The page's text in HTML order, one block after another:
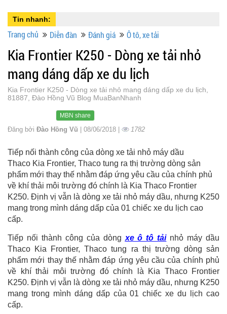
Tin nhanh:
Trang chủ Diễn đàn Đánh giá Ô tô, xe tải
Kia Frontier K250 - Dòng xe tải nhỏ
mang dáng dấp xe du lịch
Kia Frontier K250 - Dòng xe tải nhỏ mang dáng dấp xe du lịch,
81887, Đào Hồng Vũ Blog MuaBanNhanh
MBN share
Đăng bởi Đào Hồng Vũ | 08/06/2018 | 1782
Tiếp nối thành công của dòng xe tải nhỏ máy dầu
Thaco Kia Frontier, Thaco tung ra thị trường dòng sản
phẩm mới thay thế nhằm đáp ứng yêu cầu của chính phủ
về khí thải môi trường đó chính là Kia Thaco Frontier
K250. Định vị vẫn là dòng xe tải nhỏ máy dầu, nhưng K250
mang trong mình dáng dấp của 01 chiếc xe du lịch cao
cấp.
Tiếp nối thành công của dòng xe ô tô tảinhỏ máy dầu
Thaco Kia Frontier, Thaco tung ra thị trường dòng sản
phẩm mới thay thế nhằm đáp ứng yêu cầu của chính phủ
về khí thải môi trường đó chính là Kia Thaco Frontier
K250. Định vị vẫn là dòng xe tải nhỏ máy dầu, nhưng K250
mang trong mình dáng dấp của 01 chiếc xe du lịch cao
cấp.